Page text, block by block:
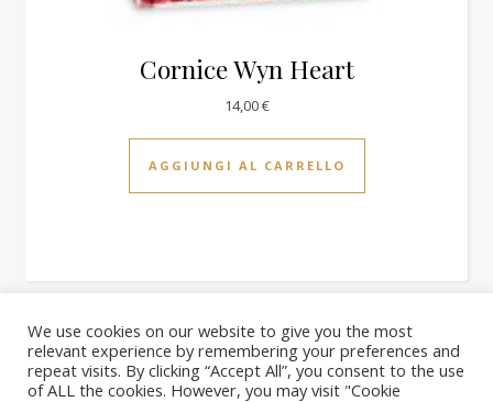
Cornice Wyn Heart
14,00€
AGGIUNGI AL CARRELLO
2026 PhotoQuick ©
Homepage il nostro negozio Carrello Blog Chi siamo
We use cookies on our website to give you the most
relevant experience by remembering your preferences and
repeat visits. By clicking “Accept All”, you consent to the use
of ALL the cookies. However, you may visit "Cookie